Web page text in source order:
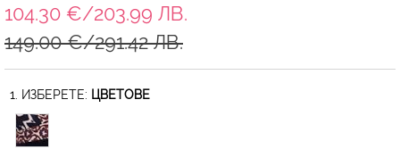
104.30 €/203.99 ЛВ.
149.00 €/291.42 ЛВ.
1. ИЗБЕРЕТЕ: ЦВЕТОВЕ